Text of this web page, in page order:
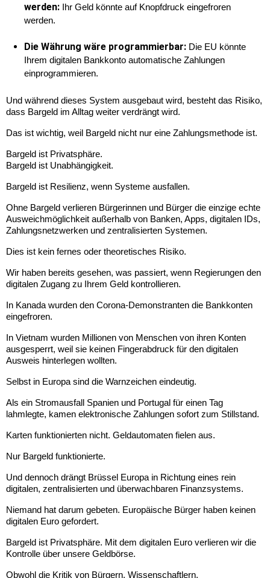
werden:
Ihr Geld könnte auf Knopfdruck eingefroren
werden.
Die Währung wäre programmierbar: Die EU könnte
Ihrem digitalen Bankkonto automatische Zahlungen
einprogrammieren.
Und während dieses System ausgebaut wird, besteht das Risiko,
dass Bargeld im Alltag weiter verdrängt wird.
Das ist wichtig, weil Bargeld nicht nur eine Zahlungsmethode ist.
Bargeld ist Privatsphäre.
Bargeld ist Unabhängigkeit.
Bargeld ist Resilienz, wenn Systeme ausfallen.
Ohne Bargeld verlieren Bürgerinnen und Bürger die einzige echte
Ausweichmöglichkeit außerhalb von Banken, Apps, digitalen IDs,
Zahlungsnetzwerken und zentralisierten Systemen.
Dies ist kein fernes oder theoretisches Risiko.
Wir haben bereits gesehen, was passiert, wenn Regierungen den
digitalen Zugang zu Ihrem Geld kontrollieren.
In Kanada wurden den Corona-Demonstranten die Bankkonten
eingefroren.
In Vietnam wurden Millionen von Menschen von ihren Konten
ausgesperrt, weil sie keinen Fingerabdruck für den digitalen
Ausweis hinterlegen wollten.
Selbst in Europa sind die Warnzeichen eindeutig.
Als ein Stromausfall Spanien und Portugal für einen Tag
lahmlegte, kamen elektronische Zahlungen sofort zum Stillstand.
Karten funktionierten nicht. Geldautomaten fielen aus.
Nur Bargeld funktionierte.
Und dennoch drängt Brüssel Europa in Richtung eines rein
digitalen, zentralisierten und überwachbaren Finanzsystems.
Niemand hat darum gebeten. Europäische Bürger haben keinen
digitalen Euro gefordert.
Bargeld ist Privatsphäre. Mit dem digitalen Euro verlieren wir die
Kontrolle über unsere Geldbörse.
Obwohl die Kritik von Bürgern, Wissenschaftlern,